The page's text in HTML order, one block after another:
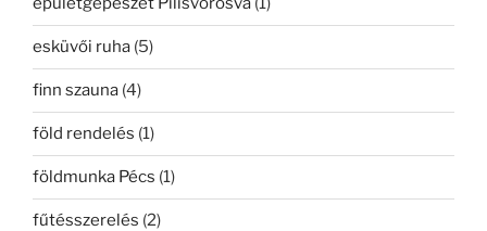
esküvői ruha (5)
finn szauna (4)
föld rendelés (1)
földmunka Pécs (1)
fűtésszerelés (2)